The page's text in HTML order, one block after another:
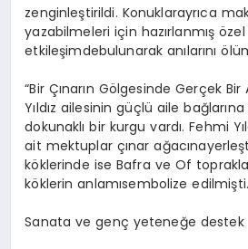
zenginleştirildi. Konuklarayrıca
yazabilmeleri için hazırlanmış özel
etkileşimdebulunarak anılarını
“Bir Çınarın Gölgesinde Gerçek Bir
Yıldızailesinin güçlü aile bağlarına
dokunaklı bir kurgu vardı. Fehmi
ait mektuplar çınar ağacına
köklerinde ise Bafra ve Of
köklerin anlamısembolize edilmişti.
Sanata vegenç yeteneğe destek